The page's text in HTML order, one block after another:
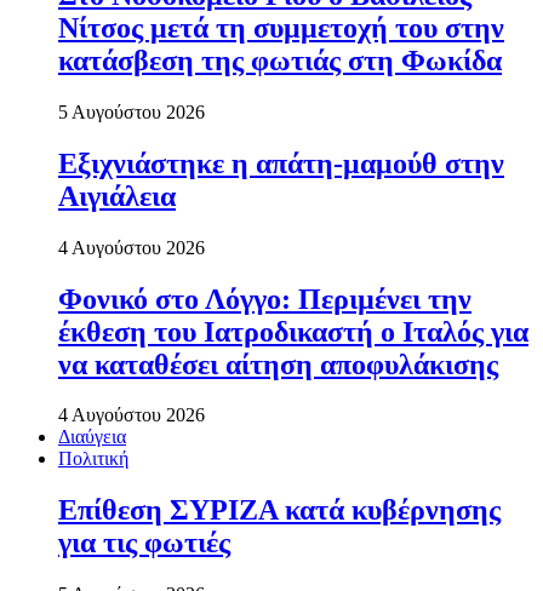
Νίτσος μετά τη συμμετοχή του στην
κατάσβεση της φωτιάς στη Φωκίδα
5 Αυγούστου 2026
Εξιχνιάστηκε η απάτη-μαμούθ στην
Αιγιάλεια
4 Αυγούστου 2026
Φονικό στο Λόγγο: Περιµένει την
έκθεση του Ιατροδικαστή ο Ιταλός για
να καταθέσει αίτηση αποφυλάκισης
4 Αυγούστου 2026
Διαύγεια
Πολιτική
Επίθεση ΣΥΡΙΖΑ κατά κυβέρνησης
για τις φωτιές